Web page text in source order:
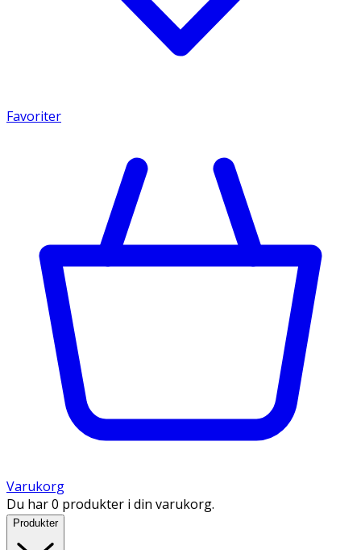
Favoriter
Varukorg
Du har 0 produkter i din varukorg.
Produkter